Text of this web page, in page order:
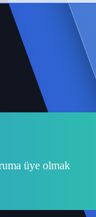
üye olmak